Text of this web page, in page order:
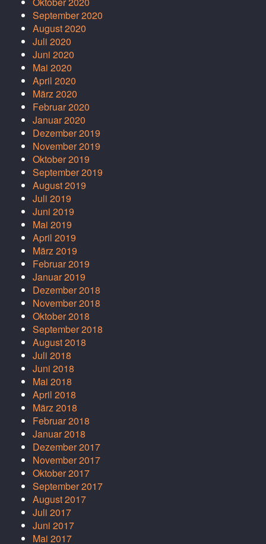
September 2020
August 2020
Juli 2020
Juni 2020
Mai 2020
April 2020
März 2020
Februar 2020
Januar 2020
Dezember 2019
November 2019
Oktober 2019
September 2019
August 2019
Juli 2019
Juni 2019
Mai 2019
April 2019
März 2019
Februar 2019
Januar 2019
Dezember 2018
November 2018
Oktober 2018
September 2018
August 2018
Juli 2018
Juni 2018
Mai 2018
April 2018
März 2018
Februar 2018
Januar 2018
Dezember 2017
November 2017
Oktober 2017
September 2017
August 2017
Juli 2017
Juni 2017
Mai 2017